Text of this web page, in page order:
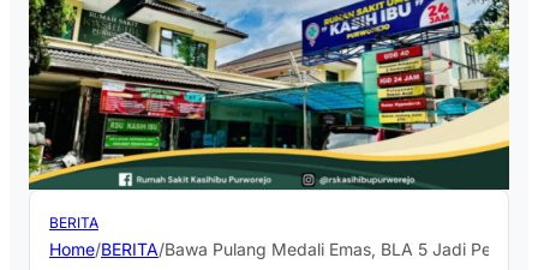
BERITA
Home/BERITA/Bawa Pulang Medali Emas, BLA 5 Jadi